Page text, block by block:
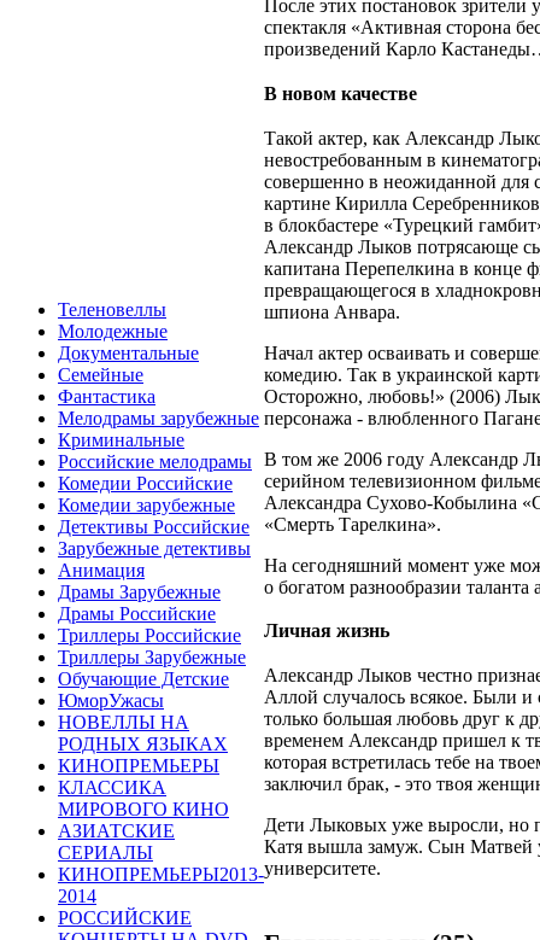
Теленовеллы
Молодежные
Документальные
Семейные
Фантастика
Мелодрамы зарубежные
Криминальные
Российские мелодрамы
Комедии Российские
Комедии зарубежные
Детективы Российские
Зарубежные детективы
Анимация
Драмы Зарубежные
Драмы Российские
Триллеры Российские
Триллеры Зарубежные
Обучающие Детские
ЮморУжасы
НОВЕЛЛЫ НА
РОДНЫХ ЯЗЫКАХ
КИНОПРЕМЬЕРЫ
КЛАССИКА
МИРОВОГО КИНО
АЗИАТСКИЕ
СЕРИАЛЫ
КИНОПРЕМЬЕРЫ2013-
2014
РОССИЙСКИЕ
После этих постановок
спектакля «Активная сторона
произведений Карло
В новом качестве
Такой актер, как Александр
невостребованным в
совершенно в неожиданной для
картине Кирилла
в блокбастере «Турецкий
Александр Лыков потрясающе
капитана Перепелкина в конце
превращающегося в
шпиона Анвара.
Начал актер осваивать и
комедию. Так в украинской
Осторожно, любовь!» (2006)
персонажа - влюбленного
В том же 2006 году Александр
серийном телевизионном
Александра Сухово-Кобылина
«Смерть Тарелкина».
На сегодняшний момент уже
о богатом разнообразии таланта
Личная жизнь
Александр Лыков честно
Аллой случалось всякое. Были
только большая любовь друг к
временем Александр пришел к
которая встретилась тебе на
заключил брак, - это твоя
Дети Лыковых уже выросли, но
Катя вышла замуж. Сын Матвей
университете.